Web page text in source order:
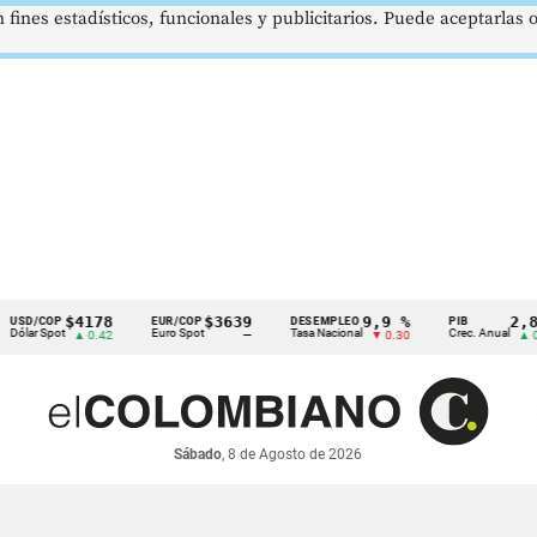
$4178
▲ 0.42
EUR/COP
Euro Spot
$3639
—
DESEMPLEO
Tasa Nacional
9,9 %
▼ 0.30
PIB
Crec. Anual
2,8 %
▲ 0.10
Sábado, 8 de Agosto de 2026
estadísticos, funcionales y publicitarios. Puede aceptarlas